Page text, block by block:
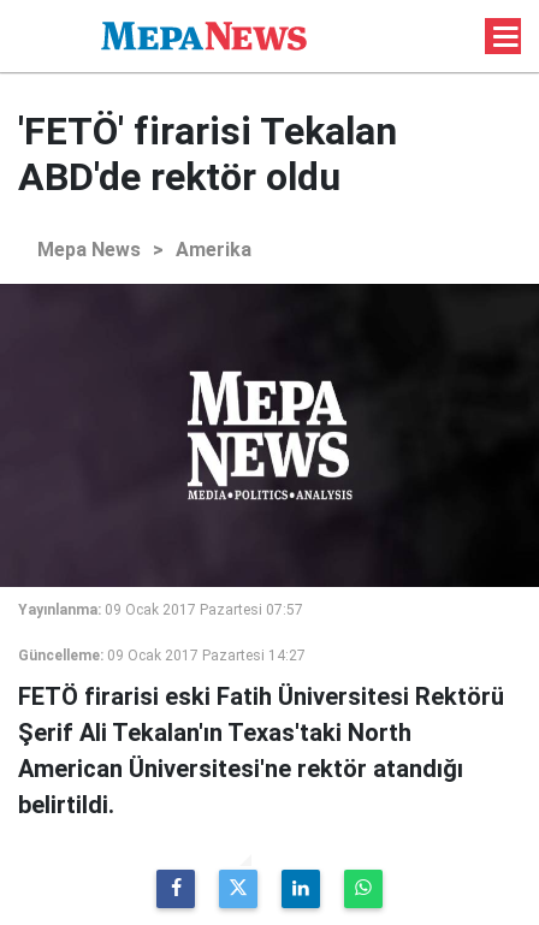
'FETÖ' firarisi Tekalan
ABD'de rektör oldu
Mepa News > Amerika
Yayınlanma: 09 Ocak 2017 Pazartesi 07:57
Güncelleme: 09 Ocak 2017 Pazartesi 14:27
FETÖ firarisi eski Fatih Üniversitesi Rektörü
Şerif Ali Tekalan'ın Texas'taki North
American Üniversitesi'ne rektör atandığı
belirtildi.